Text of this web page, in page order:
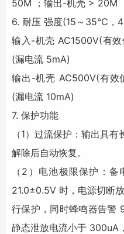
50M ；输出-机壳 > 20M
6. 耐压 强度(15～35℃，
输入-机壳 AC1500V(有
(漏电流 5mA)
输出-机壳 AC500V(有效
(漏电流 10mA)
7. 保护功能
（1）过流保护：输出具
解除后自动恢复。
（2）电池极限保护：
21.0±0.5V 时，电源切断
行保护，同时蜂鸣器告警
静态泄放电流小于 300uA